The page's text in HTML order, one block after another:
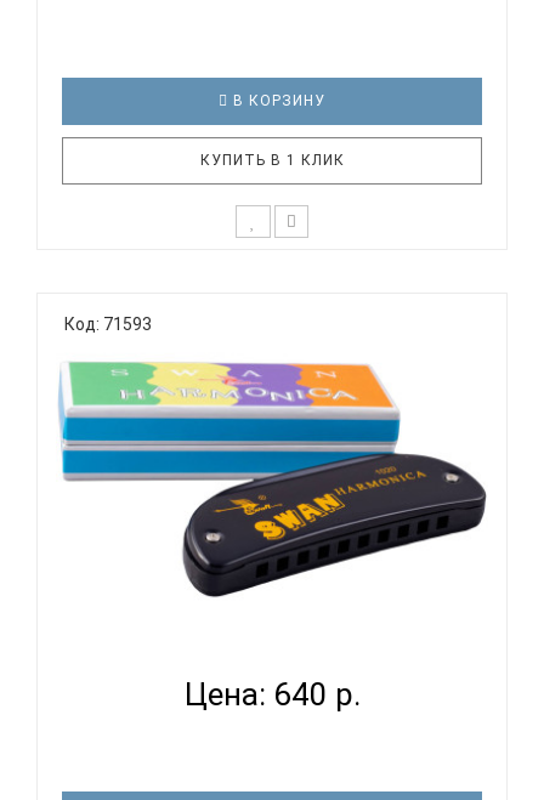
В КОРЗИНУ
КУПИТЬ В 1 КЛИК
отверстий: 10 Язычки: медь Корпус: пластик
Упаковка: картонная SWAN SW1020-3-BK
диатоническая губная гармошка, ..
Код: 71593
Цена: 640 р.